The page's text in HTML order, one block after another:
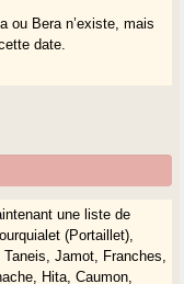
(=fontaine)
J’ai déjà
étymologiste.
ou Bera n’existe, mais
date.
une liste de
(Portaillet),
Jamot, Franches,
Hita, Caumon,